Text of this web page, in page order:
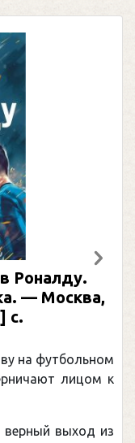
Роналду.
— Москва,
с.
на футбольном
лицом к
верный выход из